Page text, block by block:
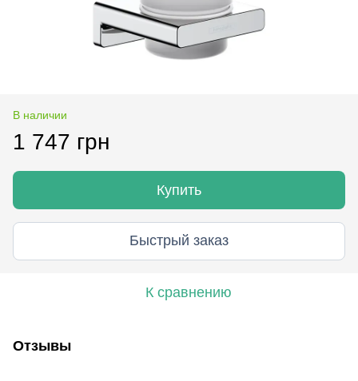
В наличии
1 747 грн
Купить
Быстрый заказ
К сравнению
Отзывы